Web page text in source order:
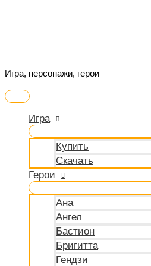
Игра, персонажи, герои
Главное
Игра
Купить
Скачать
Герои
Ана
Ангел
Бастион
Бригитта
Гендзи